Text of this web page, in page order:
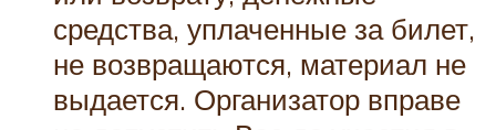
средства, уплаченные за билет,
не возвращаются, материал не
выдается. Организатор вправе